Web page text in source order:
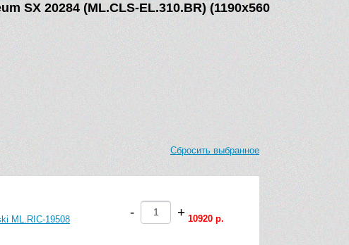
SX 20284 (ML.CLS-EL.310.BR) (1190х560
Сбросить выбранное
ML.RIC-19508 - + 10920 р.